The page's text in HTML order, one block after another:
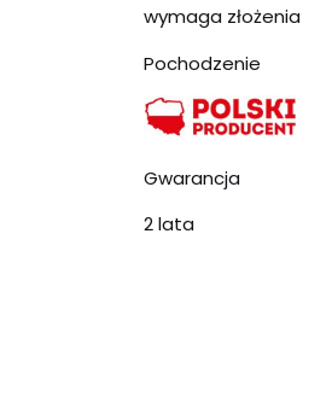
wymaga złożenia
Pochodzenie
Gwarancja
2 lata